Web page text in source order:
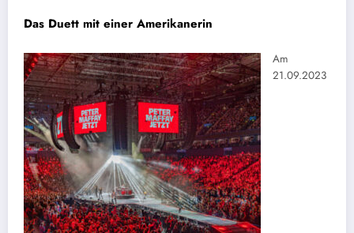
Das Duett mit einer Amerikanerin
Am
21.09.2023